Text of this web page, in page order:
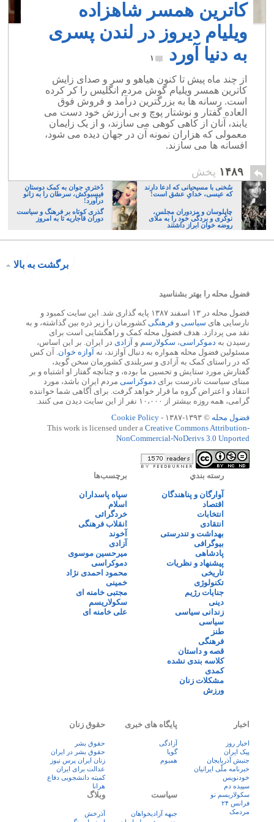
کاترین همسر شاهزاده
ویلیام دیروز در لندن پسری
به دنیا آورد
۱
از چند ماه پیش تا کنون هیاهو و سر و صدای زایش
کاترین همسر ویلیام گوش مردم انگلیس را کر کرده
است. رسانه ها به بزرگترین درآمد و فروش فوق
العاده گفتار و نوشتار پوچ و بی ارزش خود دست می
یابند، آنان از کاهی کوهی می سازند، و از یک زایمان
معمولی که هزاران نمونه آن در جهان دیده می شود،
افسانه ها می سازند.
۱۴۸۹ پخش
سُخنی با مسیحیانی که ادعا دارند
که عیسی، خدایِ عشق است!
دُختری جوان به کمک دوستانِ
فیسبوکش، سرطان را به زانو
درآورد!
چاپلوسان و مزدوران مجلس،
نوکری و بردگی خود را به ملای
روضه خوان ابراز داشتند
گذری کوتاه بر فرهنگ و سیاست
دوران قاجاریه تا به امروز
برگشت به بالا
فضول محله را بهتر بشناسید
فضول محله در ۱۳ اسفند ۱۳۸۷ پایه گذاری شد. این سایت کمبود و
نارسایی های سیاسی و فرهنگی کشورمان را زیر ذره بین گذاشته، و به
نقد می پردازد. هدف فضول محله کمک و راهگشایی است برای
رسیدن به دموکراسی، سکولارسم و آزادی در ایران. بر این اساس،
مسئولین فضول محله همواره به دنبال آوازند، نه آوازه خوان . آن کس
که در راستای کمک به آزادی و سربلندی کشورمان سخن گوید،
گفتارش مورد ستایش و تحسین ما بوده، و چنانچه گفتار او اشتباه و بر
مبنای سیاست نادرست برای دموکراسی مردم ایران باشد، مورد
انتقاد و اعتراض گروه ما قرار خواهد گرفت. برای آگاهی شما خواننده
گرامی، همه روزه بیشتر از ۱۰،۰۰۰ نفر از این سایت دیدن می کنند.
فضول محله © ۱۳۹۳-۱۳۸۷ -
Cookie Policy
This work is licensed under a Creative Commons Attribution-
NonCommercial-NoDerivs 3.0 Unported
رسته بندي
آوارگان و پناهندگان
اقتصاد
انتخابات
انتقادی
بهداشت و تندرستی
بیوگرافی
پادشاهی
پیشنهاد و نظریات
تاریخی
تکنولوژی
جنایات رژیم
دینی
زندانی سیاسی
سیاسی
طنز
فرهنگی
قصه و داستان
کلاسه بندی نشده
کمدی
مشکلات زنان
ورزش
برچسب‌ها
سپاه پاسداران
اسلام
خردگرائی
انقلاب فرهنگی
آخوند
آزادی
میرحسین موسوی
دموکراسی
محمود احمدی نژاد
خمینی
مجتبی خامنه ای
سکولاریسم
علی خامنه ای
اخبار
اخبار روز
پيک ايران
جنبش آذربایجان
خبرنامه ملّی ایرانیان
خودنویس
سپیده دم
سکولاریسم نو
فرانس ۲۴
مردمک
پایگاه های خبری
آزادگی
گویا
همبوم
حقوق زنان
حقوق بشر
حقوق بشر در ایران
زنان ايران پرس نيوز
عدالت برای ایران
کمیته دانشجویی دفاع
هرانا
سیاست
جبهه آزادیخواهان
وبلاگ
آذرخش